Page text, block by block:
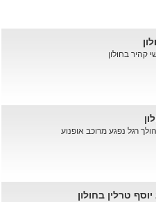
קהיר בחולון
רגל נפגע מרוכב אופנוע
טרלין בחולון